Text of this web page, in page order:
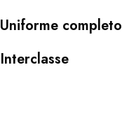
Uniforme completo
Interclasse